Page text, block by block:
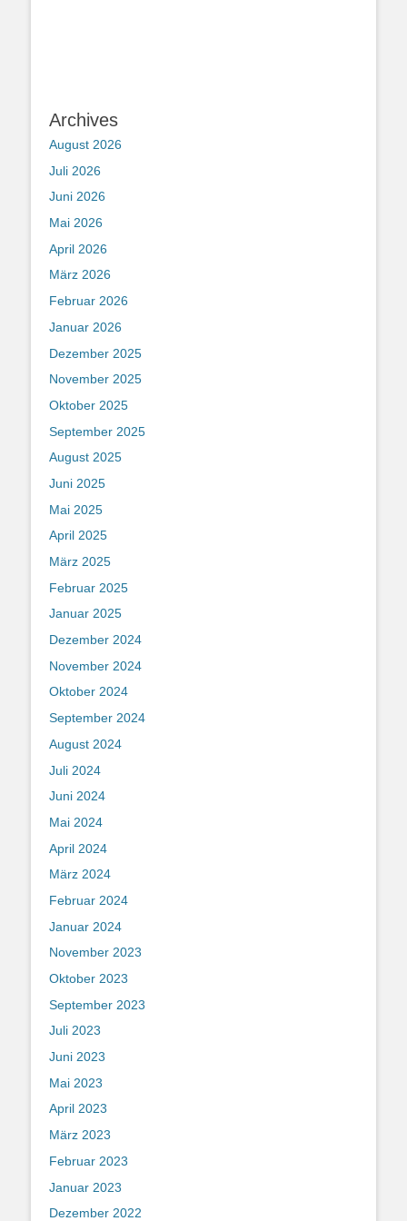
Archives
August 2026
Juli 2026
Juni 2026
Mai 2026
April 2026
März 2026
Februar 2026
Januar 2026
Dezember 2025
November 2025
Oktober 2025
September 2025
August 2025
Juni 2025
Mai 2025
April 2025
März 2025
Februar 2025
Januar 2025
Dezember 2024
November 2024
Oktober 2024
September 2024
August 2024
Juli 2024
Juni 2024
Mai 2024
April 2024
März 2024
Februar 2024
Januar 2024
November 2023
Oktober 2023
September 2023
Juli 2023
Juni 2023
Mai 2023
April 2023
März 2023
Februar 2023
Januar 2023
Dezember 2022